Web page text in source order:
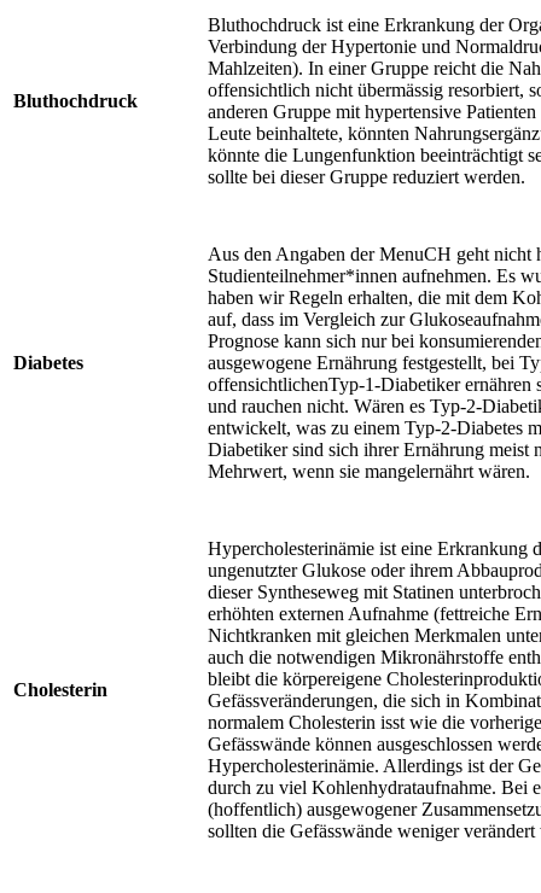
Bluthochdruck
Bluthochdruck ist eine Erkrankung der
Verbindung der Hypertonie und
Mahlzeiten). In einer Gruppe reicht die
offensichtlich nicht übermässig resorbiert,
anderen Gruppe mit hypertensive
Leute beinhaltete, könnten
könnte die Lungenfunktion beeinträchtigt
sollte bei dieser Gruppe reduziert werden.
Diabetes
Aus den Angaben der MenuCH geht nicht
Studienteilnehmer*innen aufnehmen. Es
haben wir Regeln erhalten, die mit dem
auf, dass im Vergleich zur
Prognose kann sich nur bei
ausgewogene Ernährung festgestellt, bei
offensichtlichenTyp-1-Diabetiker ernähren
und rauchen nicht. Wären es Typ-2-
entwickelt, was zu einem Typ-2-Diabetes
Diabetiker sind sich ihrer Ernährung meist
Mehrwert, wenn sie mangelernährt wären.
Cholesterin
Hypercholesterinämie ist eine Erkrankung
ungenutzter Glukose oder ihrem
dieser Syntheseweg mit Statinen
erhöhten externen Aufnahme (fettreiche
Nichtkranken mit gleichen Merkmalen
auch die notwendigen Mikronährstoffe
bleibt die körpereigene
Gefässveränderungen, die sich in
normalem Cholesterin isst wie die
Gefässwände können ausgeschlossen
Hypercholesterinämie. Allerdings ist der
durch zu viel Kohlenhydrataufnahme. Bei
(hoffentlich) ausgewogener
sollten die Gefässwände weniger verändert